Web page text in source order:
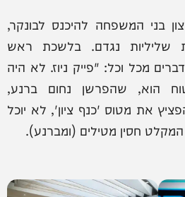
בני המשפחה להיכנס לבונקר,
שליליות נגדם. בלשכת ראש
מכל וכל: "פייק ניוז. לא היה
הוא, שהפרשן נחום ברנע,
את מטוס 'כנף ציון', לא יוכל
חסין מטילים (ומברנע).